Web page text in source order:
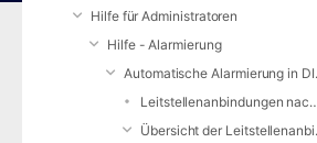
Hilfe für Administratoren
Hilfe - Alarmierung